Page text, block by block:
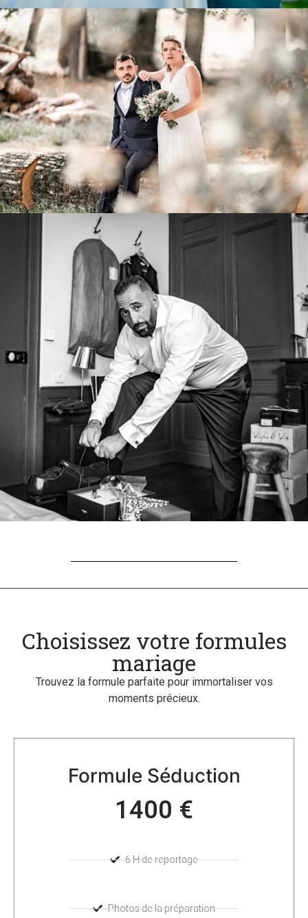
Choisissez votre formules
mariage
Trouvez la formule parfaite pour immortaliser vos
moments précieux.
Formule Séduction
1400 €
6 H de reportage
Photos de la préparation